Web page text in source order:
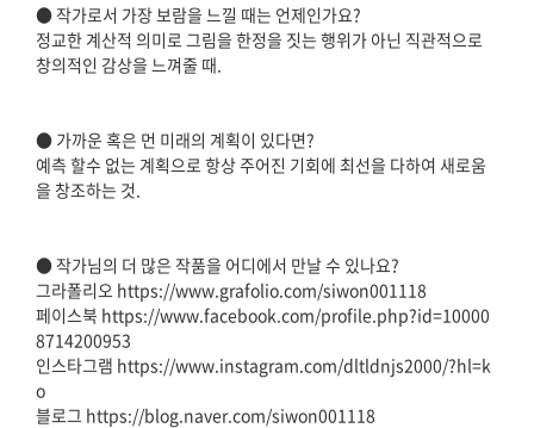
● 작가로서 가장 보람을 느낄 때는 언제인가요?
정교한 계산적 의미로 그림을 한정을 짓는 행위가 아닌 직관적으로
창의적인 감상을 느껴줄 때.
● 가까운 혹은 먼 미래의 계획이 있다면?
예측 할수 없는 계획으로 항상 주어진 기회에 최선을 다하여 새로움
을 창조하는 것.
● 작가님의 더 많은 작품을 어디에서 만날 수 있나요?
그라폴리오 https://www.grafolio.com/siwon001118
페이스북 https://www.facebook.com/profile.php?id=10000
8714200953
인스타그램 https://www.instagram.com/dltldnjs2000/?hl=k
o
블로그 https://blog.naver.com/siwon001118